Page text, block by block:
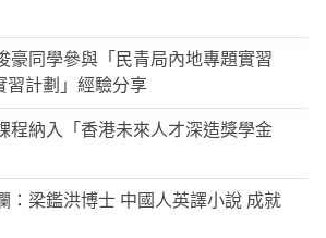
豪同學參與「民青局內地專題實習
習計劃」經驗分享
程納入「香港未來人才深造獎學金
：梁鑑洪博士 中國人英譯小說 成就